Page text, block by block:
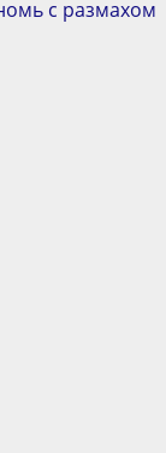
с размахом